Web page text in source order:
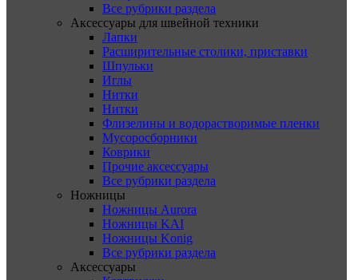
Все рубрики раздела
Аксессуары для швейной техники
Лапки
Расширительные столики, приставки
Шпульки
Иглы
Нитки
Нитки
Флизелины и водорастворимые пленки
Мусоросборники
Коврики
Прочие аксессуары
Все рубрики раздела
Ножницы
Ножницы Aurora
Ножницы KAI
Ножницы Konig
Все рубрики раздела
Аксессуары